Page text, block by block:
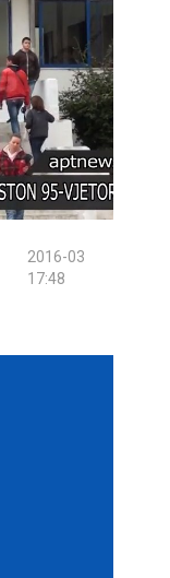
2016-03
17:48